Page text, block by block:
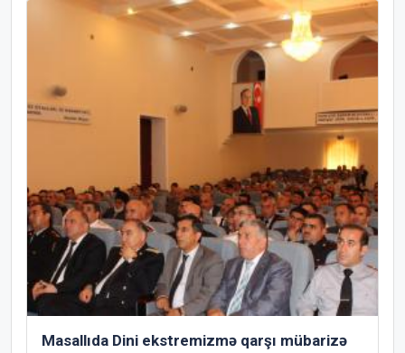
Masallıda Dini ekstremizmə qarşı mübarizə